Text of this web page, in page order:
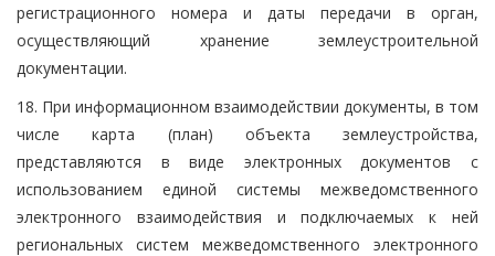
регистрационного номера и даты передачи в орган,
осуществляющий хранение землеустроительной
документации.
18. При информационном взаимодействии документы, в том
числе карта (план) объекта землеустройства,
представляются в виде электронных документов с
использованием единой системы межведомственного
электронного взаимодействия и подключаемых к ней
региональных систем межведомственного электронного